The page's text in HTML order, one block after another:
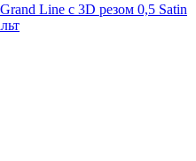
Line c 3D резом 0,5 Satin